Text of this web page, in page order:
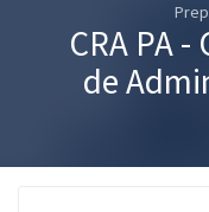
Graduação
CRA PA
de